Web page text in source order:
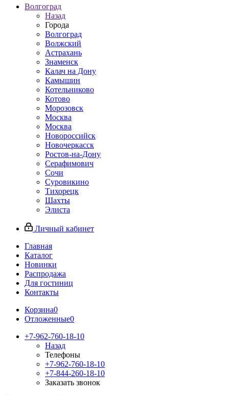
Волгоград
Назад
Города
Волгоград
Волжский
Астрахань
Знаменск
Калач на Дону
Камышин
Котельниково
Котово
Морозовск
Москва
Москва
Новороссийск
Новочеркасск
Ростов-на-Дону
Серафимович
Сочи
Суровикино
Тихорецк
Шахты
Элиста
Личный кабинет
Главная
Каталог
Новинки
Распродажа
Для гостиниц
Контакты
Корзина0
Отложенные0
+7-962-760-18-10
Назад
Телефоны
+7-962-760-18-10
+7-844-260-18-10
Заказать звонок